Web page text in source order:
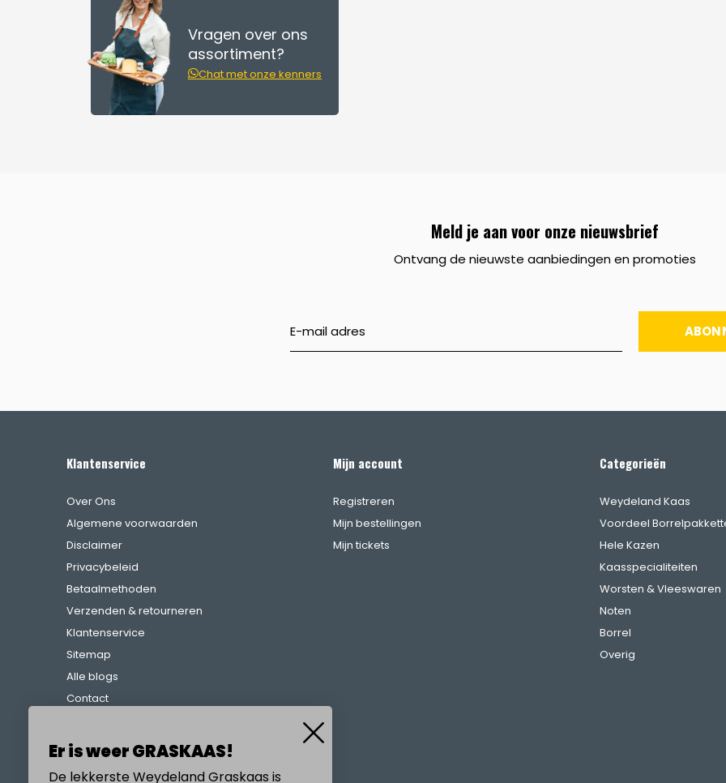
Vragen over ons
assortiment?
Chat met onze kenners
Meld je aan voor onze nieuwsbrief
Ontvang de nieuwste aanbiedingen en promoties
Klantenservice
Over Ons
Algemene voorwaarden
Disclaimer
Privacybeleid
Betaalmethoden
Verzenden & retourneren
Klantenservice
Sitemap
Alle blogs
Contact
Referenties
Mijn account
Registreren
Mijn bestellingen
Mijn tickets
Categorieën
Weydeland Kaas
Voordeel
Hele Kazen
Kaasspecialiteiten
Worsten & Vleeswaren
Noten
Borrel
Overig
Er is weer GRASKAAS!
De lekkerste Weydeland Graskaas is